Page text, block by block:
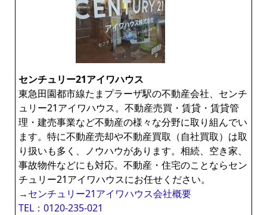
センチュリー21アイワハウス
東急田園都市線たまプラーザ駅の不動産会社、センチ
ュリー21アイワハウス。不動産売買・賃貸・賃貸管
理・建売事業など不動産の様々な分野に取り組んでい
ます。特に不動産売却や不動産買取（自社買取）は取
り扱いも多く、ノウハウがあります。相続、空き家、
事故物件などにも対応。不動産・住宅のことならセン
チュリー21アイワハウスにお任せください。
→センチュリー21アイワハウス会社概要
TEL：0120-235-021